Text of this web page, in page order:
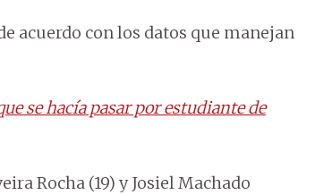
acuerdo con los datos que manejan
se hacía pasar por estudiante de
Rocha (19) y Josiel Machado